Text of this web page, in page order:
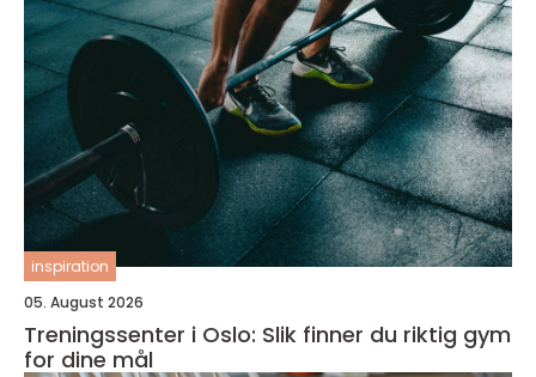
inspiration
05. August 2026
Treningssenter i Oslo: Slik finner du riktig gym
for dine mål